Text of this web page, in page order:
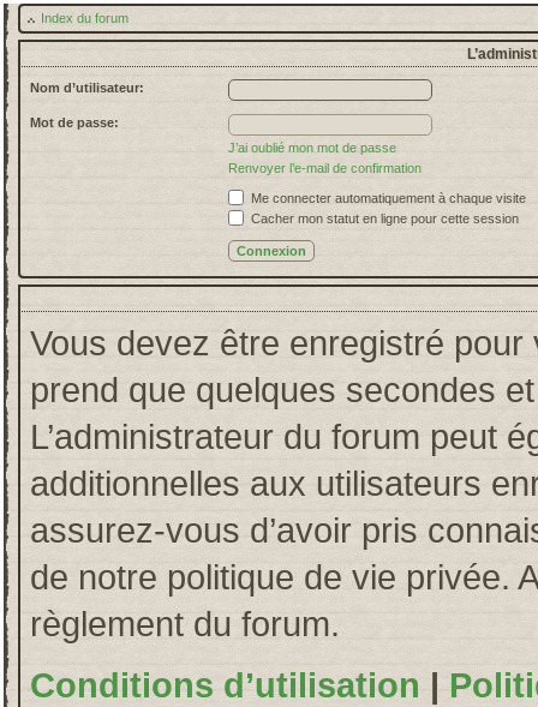
Index du forum
Nom d’utilisateur:
Mot de passe:
J’ai oublié mon mot de passe
Renvoyer l’e-mail de confirmation
Me connecter automatiquement à chaque visite
Cacher mon statut en ligne pour cette session
Vous devez être enregistré pour
prend que quelques secondes
L’administrateur du forum peut
additionnelles aux utilisateurs
assurez-vous d’avoir pris
de notre politique de vie privée.
règlement du forum.
Conditions d’utilisation |